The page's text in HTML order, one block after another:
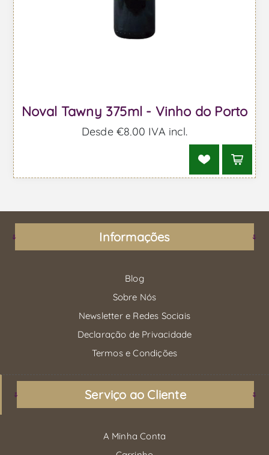
Noval Tawny 375ml - Vinho do Porto
Desde €8,00 IVA incl.
Informações
Blog
Sobre Nós
Newsletter e Redes Sociais
Declaração de Privacidade
Termos e Condições
Serviço ao Cliente
A Minha Conta